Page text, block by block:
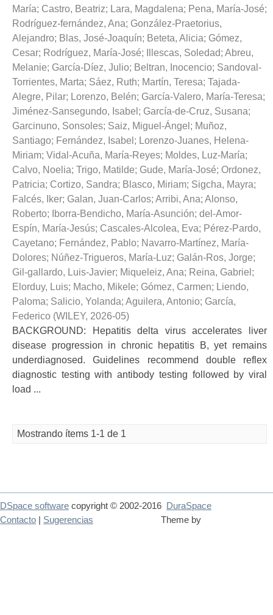
María; Castro, Beatriz; Lara, Magdalena; Pena, María-José;
Rodríguez-fernández, Ana; González-Praetorius,
Alejandro; Blas, José-Joaquín; Beteta, Alicia; Gómez,
Cesar; Rodríguez, María-José; Illescas, Soledad; Abreu,
Melanie; García-Díez, Julio; Beltran, Inocencio; Sandoval-
Torrientes, Marta; Sáez, Ruth; Martín, Teresa; Tajada-
Alegre, Pilar; Lorenzo, Belén; García-Valero, María-Teresa;
Jiménez-Sansegundo, Isabel ; García-de-Cruz, Susana;
Garcinuno, Sonsoles; Saiz, Miguel-Ángel ; Muñoz,
Santiago; Fernández, Isabel ; Lorenzo-Juanes, Helena-
Miriam; Vidal-Acuña, María-Reyes; Moldes, Luz-María;
Calvo, Noelia; Trigo, Matilde; Gude, María-José; Ordonez,
Patricia; Cortizo, Sandra; Blasco, Miriam; Sigcha, Mayra;
Falcés, Iker; Galan, Juan-Carlos; Arribi, Ana; Alonso,
Roberto; Iborra-Bendicho, María-Asunción; del-Amor-
Espín, María-Jesús; Cascales-Alcolea, Eva; Pérez-Pardo,
Cayetano; Fernández, Pablo; Navarro-Martínez, María-
Dolores; Núñez-Trigueros, María-Luz; Galán-Ros, Jorge;
Gil-gallardo, Luis-Javier; Miqueleiz, Ana; Reina, Gabriel ;
Elorduy, Luis; Macho, Mikele; Gómez, Carmen; Liendo,
Paloma; Salicio, Yolanda; Aguilera, Antonio; García,
Federico (WILEY, 2026-05)
BACKGROUND: Hepatitis delta virus accelerates liver
disease progression in chronic hepatitis B, yet remains
underdiagnosed. Guidelines recommend double reflex
diagnostic testing with antibody testing followed by viral
load ...
Mostrando ítems 1-1 de 1
DSpace software copyright © 2002-2016
DuraSpace
Theme by
Contacto Sugerencias